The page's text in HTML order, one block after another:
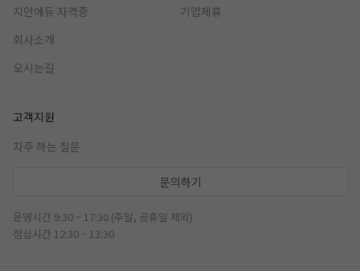
지안에듀 자격증
회사소개
오시는길
기업제휴
고객지원
자주 하는 질문
문의하기
운영시간 9:30 ~ 17:30 (주말, 공휴일 제외)
점심시간 12:30 ~ 13:30